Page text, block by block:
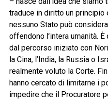
traduce in diritto un
nessuno Stato può
offendono l’intera umanità.
dal percorso iniziato con
la Cina, l’India, la Russia o
realmente voluto la Corte.
hanno cercato di limitarne i
impedire che il Procuratore